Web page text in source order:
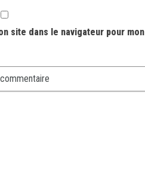
site dans le navigateur pour mon